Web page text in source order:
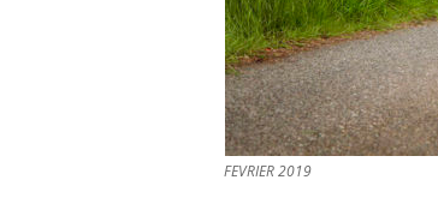
FEVRIER 2019